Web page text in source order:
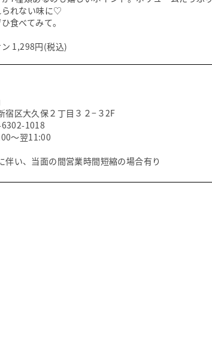
られない味に♡
食べてみて。
1,298円(税込)
宿区大久保２丁目３２−３2F
6302-1018
～翌11:00
い、当面の間営業時間短縮の場合有り